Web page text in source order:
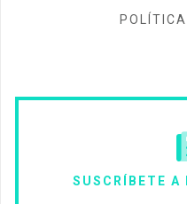
SUSCRÍBETE A